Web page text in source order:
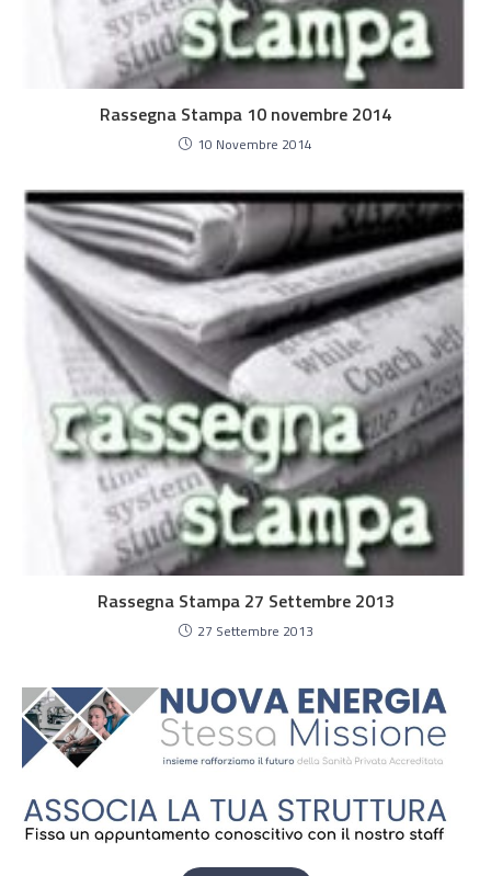
Rassegna Stampa 10 novembre 2014
10 Novembre 2014
Rassegna Stampa 27 Settembre 2013
27 Settembre 2013